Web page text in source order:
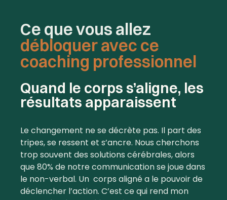
Ce que vous allez
débloquer avec ce
coaching professionnel
Quand le corps s’aligne, les
résultats apparaissent
Le changement ne se décrète pas. Il part des
tripes, se ressent et s’ancre. Nous cherchons
trop souvent des solutions cérébrales, alors
que 80% de notre communication se joue dans
le non-verbal. Un corps aligné a le pouvoir de
déclencher l’action. C’est ce qui rend mon